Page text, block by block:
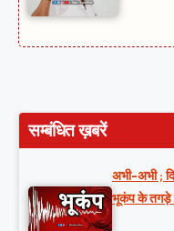
सम्बंधित ख़बरें
अभी-अभी ;
भूकंप के तगड़े